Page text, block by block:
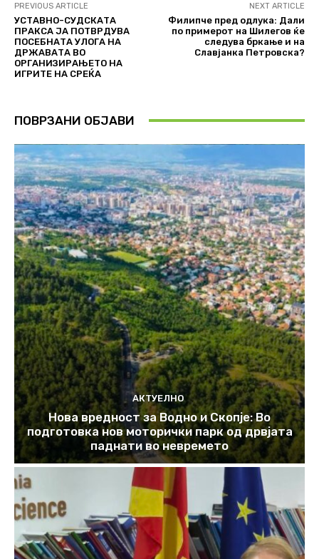
PREVIOUS ARTICLE
УСТАВНО-СУДСКАТА
ПРАКСА ЈА ПОТВРДУВА
ПОСЕБНАТА УЛОГА НА
ДРЖАВАТА ВО
ОРГАНИЗИРАЊЕТО НА
ИГРИТЕ НА СРЕЌА
NEXT ARTICLE
Филипче пред одлука: Дали
по примерот на Шилегов ќе
следува бркање и на
Славјанка Петровска?
ПОВРЗАНИ ОБЈАВИ
АКТУЕЛНО
Нова вредност за Водно и Скопје: Во
подготовка нов моторички парк од дрвјата
паднати во невремето